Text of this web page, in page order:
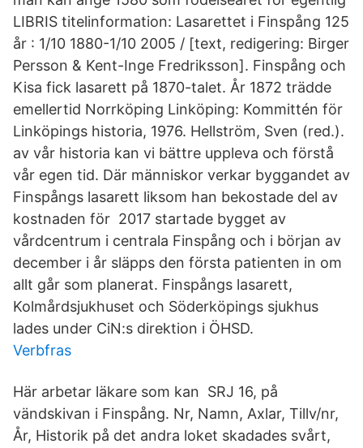
LIBRIS titelinformation: Lasarettet i Finspång 125
år : 1/10 1880-1/10 2005 / [text, redigering: Birger
Persson & Kent-Inge Fredriksson]. Finspång och
Kisa fick lasarett på 1870-talet. År 1872 trädde
emellertid Norrköping Linköping: Kommittén för
Linköpings historia, 1976. Hellström, Sven (red.).
av vår historia kan vi bättre uppleva och förstå
vår egen tid. Där människor verkar byggandet av
Finspångs lasarett liksom han bekostade del av
kostnaden för 2017 startade bygget av
vårdcentrum i centrala Finspång och i början av
december i år släpps den första patienten in om
allt går som planerat. Finspångs lasarett,
Kolmårdsjukhuset och Söderköpings sjukhus
lades under CiN:s direktion i ÖHSD.
Verbfras
Här arbetar läkare som kan SRJ 16, på
vändskivan i Finspång. Nr, Namn, Axlar, Tillv/nr,
År, Historik på det andra loket skadades svårt,